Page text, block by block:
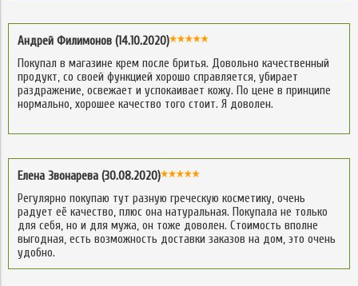
Андрей Филимонов (14.10.2020)
Покупал в магазине крем после бритья. Довольно качественный
продукт, со своей функцией хорошо справляется, убирает
раздражение, освежает и успокаивает кожу. По цене в принципе
нормально, хорошее качество того стоит. Я доволен.
Елена Звонарева (30.08.2020)
Регулярно покупаю тут разную греческую косметику, очень
радует её качество, плюс она натуральная. Покупала не только
для себя, но и для мужа, он тоже доволен. Стоимость вполне
выгодная, есть возможность доставки заказов на дом, это очень
удобно.